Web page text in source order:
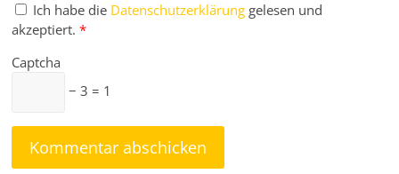
Ich habe die Datenschutzerklärung gelesen und
akzeptiert. *
Captcha
− 3 = 1